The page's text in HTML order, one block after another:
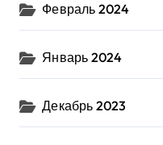
Февраль 2024
Январь 2024
Декабрь 2023